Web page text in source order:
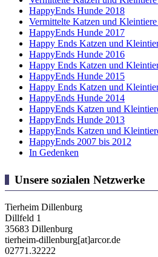
HappyEnds Hunde 2018
Vermittelte Katzen und
HappyEnds Hunde 2017
Happy Ends Katzen und
HappyEnds Hunde 2016
Happy Ends Katzen und
HappyEnds Hunde 2015
Happy Ends Katzen und
HappyEnds Hunde 2014
HappyEnds Katzen und
HappyEnds Hunde 2013
HappyEnds Katzen und
HappyEnds 2007 bis 2012
In Gedenken
Unsere sozialen Netzwerke
Tierheim Dillenburg
Dillfeld 1
35683 Dillenburg
tierheim-dillenburg[at]arcor.de
02771.32222